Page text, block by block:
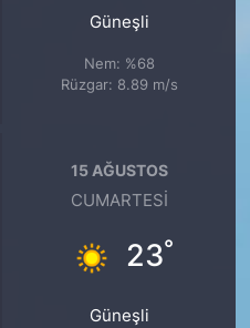
Güneşli
Nem: %68
Rüzgar: 8.89 m/s
15 AĞUSTOS
CUMARTESI
23°
Güneşli